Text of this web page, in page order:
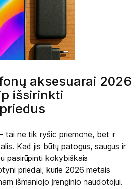
aksesuarai 2026
išsirinkti
tai ne tik ryšio priemonė, bet ir
Kad jis būtų patogus, saugus ir
pasirūpinti kokybiškais
priedai, kurie 2026 metais
išmaniojo įrenginio naudotojui.